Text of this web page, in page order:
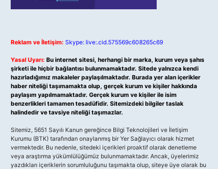
Reklam ve İletişim: Skype: live:.cid.575569c608265c69
Yasal Uyarı: Bu internet sitesi, herhangi bir marka, kurum veya şahıs
şirketi ile hiçbir bağlantısı bulunmamaktadır. Sitede yalnızca kendi
hazırladığımız makaleler paylaşılmaktadır. Burada yer alan içerikler
haber niteliği taşımamakta olup, gerçek kurum ve kişiler hakkında
paylaşım yapılmamaktadır. Gerçek kurum ve kişiler ile isim
benzerlikleri tamamen tesadüfidir. Sitemizdeki bilgiler taslak
halindedir ve tavsiye niteliği taşımazlar.
Sitemiz, 5651 Sayılı Kanun gereğince Bilgi Teknolojileri ve İletişim
Kurumu (BTK) tarafından onaylanmış bir Yer Sağlayıcı olarak hizmet
vermektedir. Bu nedenle, sitedeki içerikleri proaktif olarak denetleme
veya araştırma yükümlülüğümüz bulunmamaktadır. Ancak, üyelerimiz
yazdıkları içeriklerin sorumluluğunu taşımakta olup, siteye üye olarak bu